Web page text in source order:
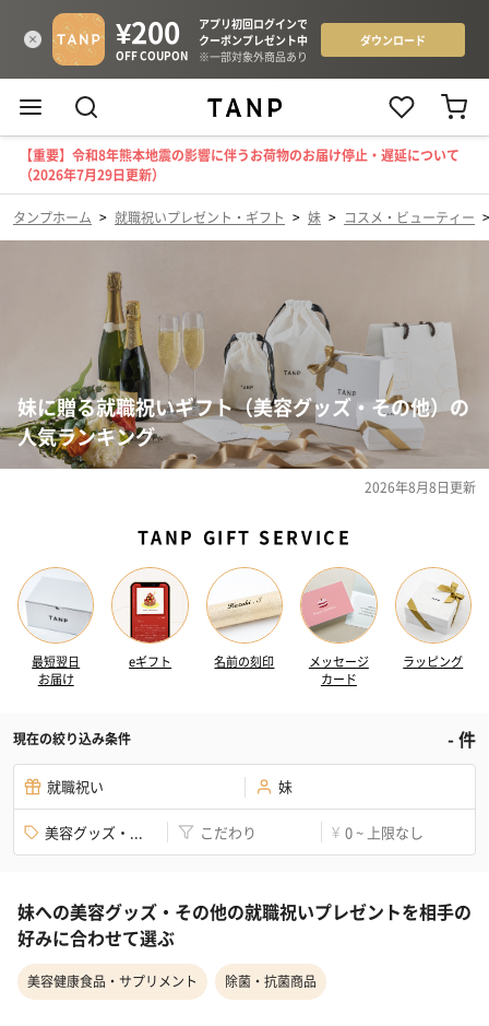
【重要】令和8年熊本地震の影響に伴うお荷物のお届け停止・遅延について
（2026年7月29日更新）
タンプホーム > 就職祝いプレゼント・ギフト > 妹 > コスメ・ビューティー
妹に贈る就職祝いギフト（美容グッズ・その他）の
人気ランキング
2026年8月8日更新
TANP GIFT SERVICE
最短翌日
お届け
eギフト 名前の刻印
メッセージ
カード
ラッピング
現在の絞り込み条件 -件
就職祝い 妹
美容グッズ・... こだわり ¥ 0 ~ 上限なし
妹への美容グッズ・その他の就職祝いプレゼントを相手の
好みに合わせて選ぶ
美容健康食品・サプリメント 除菌・抗菌商品